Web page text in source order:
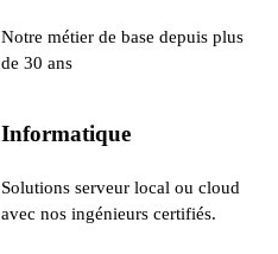
Notre métier de base depuis plus
de 30 ans
Informatique
Solutions serveur local ou cloud
avec nos ingénieurs certifiés.